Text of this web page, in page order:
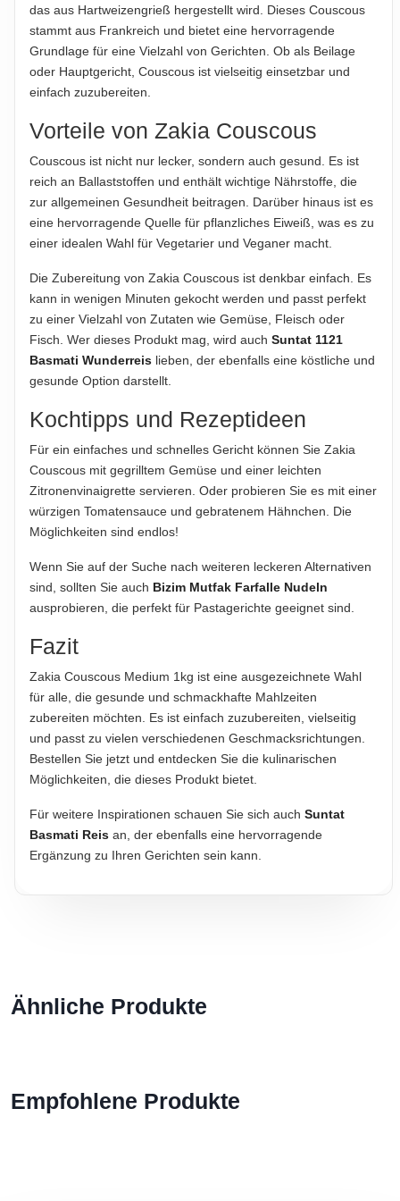
Hinweis zur Haftung: Für die vorstehenden Angaben wird keine Haftung
Produktverpackung; nur diese sind verbindlich.
HINWEIS
Für die vorstehenden Angaben wird keine Haftung
übernommen...
1kg
NETTOFÜLLMENGE
1.05kg
HERSTELLER
Zakia Foods, 15 Rue de la Couscous, 75000 Paris,
IMPORTEUR
Orient GmbH, Musterstraße 12, 12345 Berlin, Deutschland
Hinweis zur Haftung: Für die vorstehenden Angaben wird keine Haftung
übernommen. Bitte prüfen Sie die Angaben auf der jeweiligen
das aus Hartweizengrieß hergestellt wird. Dieses Couscous
stammt aus Frankreich und bietet eine hervorragende
Grundlage für eine Vielzahl von Gerichten. Ob als Beilage
oder Hauptgericht, Couscous ist vielseitig einsetzbar und
einfach zuzubereiten.
Vorteile von Zakia Couscous
Couscous ist nicht nur lecker, sondern auch gesund. Es ist
reich an Ballaststoffen und enthält wichtige Nährstoffe, die
zur allgemeinen Gesundheit beitragen. Darüber hinaus ist es
eine hervorragende Quelle für pflanzliches Eiweiß, was es zu
einer idealen Wahl für Vegetarier und Veganer macht.
Die Zubereitung von Zakia Couscous ist denkbar einfach. Es
kann in wenigen Minuten gekocht werden und passt perfekt
zu einer Vielzahl von Zutaten wie Gemüse, Fleisch oder
Fisch. Wer dieses Produkt mag, wird auch Suntat 1121
Basmati Wunderreis lieben, der ebenfalls eine köstliche und
gesunde Option darstellt.
Kochtipps und Rezeptideen
Für ein einfaches und schnelles Gericht können Sie Zakia
Couscous mit gegrilltem Gemüse und einer leichten
Zitronenvinaigrette servieren. Oder probieren Sie es mit einer
würzigen Tomatensauce und gebratenem Hähnchen. Die
Möglichkeiten sind endlos!
Wenn Sie auf der Suche nach weiteren leckeren Alternativen
sind, sollten Sie auch Bizim Mutfak Farfalle Nudeln
ausprobieren, die perfekt für Pastagerichte geeignet sind.
Fazit
Zakia Couscous Medium 1kg ist eine ausgezeichnete Wahl
für alle, die gesunde und schmackhafte Mahlzeiten
zubereiten möchten. Es ist einfach zuzubereiten, vielseitig
und passt zu vielen verschiedenen Geschmacksrichtungen.
Bestellen Sie jetzt und entdecken Sie die kulinarischen
Möglichkeiten, die dieses Produkt bietet.
Für weitere Inspirationen schauen Sie sich auch Suntat
Basmati Reis an, der ebenfalls eine hervorragende
Ergänzung zu Ihren Gerichten sein kann.
Ähnliche Produkte
Empfohlene Produkte